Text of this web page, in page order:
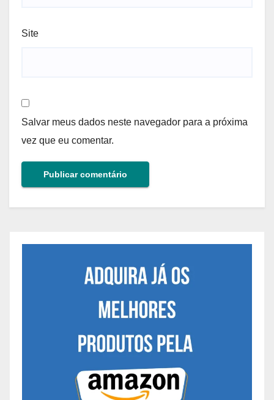
Site
Salvar meus dados neste navegador para a próxima
vez que eu comentar.